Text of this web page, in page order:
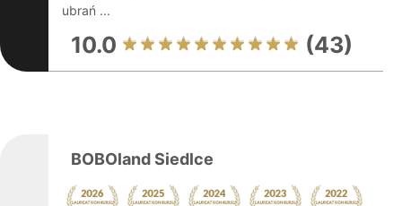
ubrań ...
10.0 (43)
BOBOland Siedlce